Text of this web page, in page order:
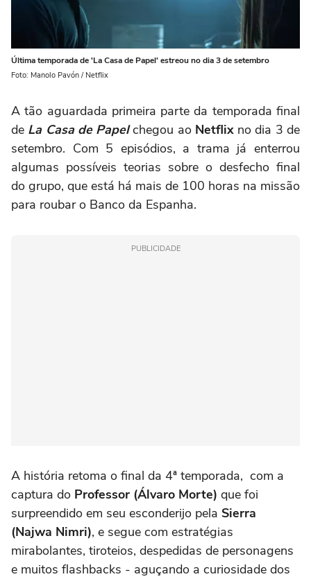
Última temporada de 'La Casa de Papel' estreou no dia 3 de setembro
Foto: Manolo Pavón / Netflix
A tão aguardada primeira parte da temporada final
de La Casa de Papelchegou ao Netflixno dia 3 de
setembro. Com 5 episódios, a trama já enterrou
algumas possíveis teorias sobre o desfecho final
do grupo, que está há mais de 100 horas na missão
para roubar o Banco da Espanha.
PUBLICIDADE
A história retoma o final da 4ª temporada, com a
captura do Professor (Álvaro Morte) que foi
surpreendido em seu esconderijo pela Sierra
(Najwa Nimri), e segue com estratégias
mirabolantes, tiroteios, despedidas de personagens
e muitos flashbacks - aguçando a curiosidade dos